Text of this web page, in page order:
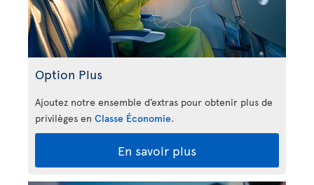
Option Plus
Ajoutez notre ensemble d’extras pour obtenir plus de
privilèges en Classe Économie.
En savoir plus